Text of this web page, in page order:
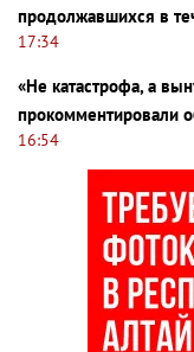
продолжавшихся в
17:34
«Не катастрофа, а
прокомментировали
16:54